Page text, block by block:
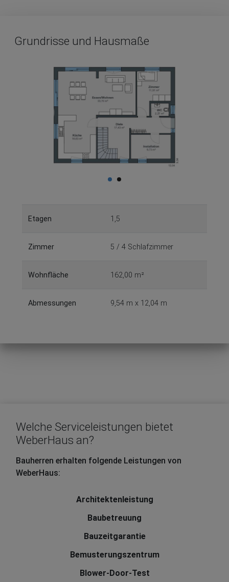
Grundrisse und Hausmaße
Etagen 1,5
Zimmer 5 / 4 Schlafzimmer
Wohnfläche 162,00 m²
Abmessungen 9,54 m x 12,04 m
Welche Serviceleistungen bietet
WeberHaus an?
Bauherren erhalten folgende Leistungen von
WeberHaus:
Architektenleistung
Baubetreuung
Bauzeitgarantie
Bemusterungszentrum
Blower-Door-Test